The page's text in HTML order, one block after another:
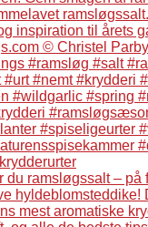
du ramsløgssalt – på